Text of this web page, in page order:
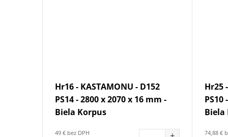
Hr16 - KASTAMONU - D152
PS14 - 2800 x 2070 x 16 mm -
Biela Korpus
49 € bez DPH
Hr25
PS10
Biela
74,88 €